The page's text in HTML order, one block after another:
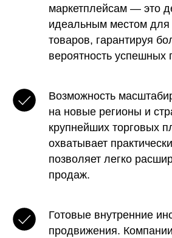
маркетплейсам — это
идеальным местом
товаров, гарантируя
вероятность успешных
Возможность
на новые регионы и
крупнейших торговых
охватывает
позволяет легко
продаж.
Готовые внутренние
продвижения.